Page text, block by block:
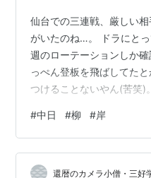
仙台での三連戦、厳しい
がいたのね…。 ドラにと
週のローテーションしか
っぺん登板を飛ばしてた
つけることないやん(苦笑)
してきたのが要因だけに
のは痛いね。 マウンドが
ボールが先行して球数が
と違うとは感じてたけど
#中日 #柳 #岸
還暦のカメラ小僧・三好